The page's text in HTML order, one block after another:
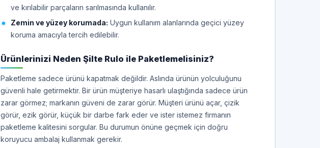
ve kırılabilir parçaların sarılmasında kullanılır.
Zemin ve yüzey korumada: Uygun kullanım alanlarında geçici yüzey
koruma amacıyla tercih edilebilir.
Ürünlerinizi Neden Şilte Rulo ile Paketlemelisiniz?
Paketleme sadece ürünü kapatmak değildir. Aslında ürünün yolculuğunu
güvenli hale getirmektir. Bir ürün müşteriye hasarlı ulaştığında sadece ürün
zarar görmez; markanın güveni de zarar görür. Müşteri ürünü açar, çizik
görür, ezik görür, küçük bir darbe fark eder ve ister istemez firmanın
paketleme kalitesini sorgular. Bu durumun önüne geçmek için doğru
koruyucu ambalaj kullanmak gerekir.